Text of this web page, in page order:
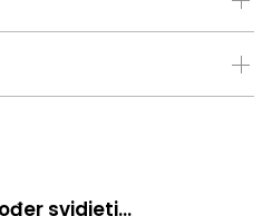
svidjeti…